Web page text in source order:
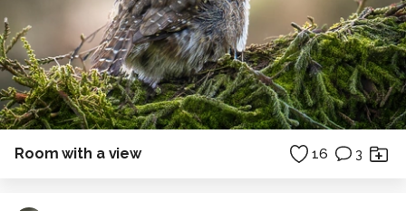
Room with a view 16 3